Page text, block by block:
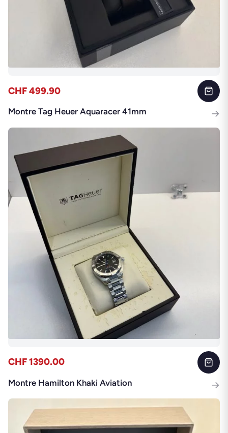
CHF 499.90
Montre Tag Heuer Aquaracer 41mm →
CHF 1390.00
Montre Hamilton Khaki Aviation →